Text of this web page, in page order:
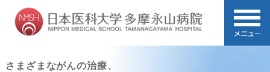
さまざまながんの治療、